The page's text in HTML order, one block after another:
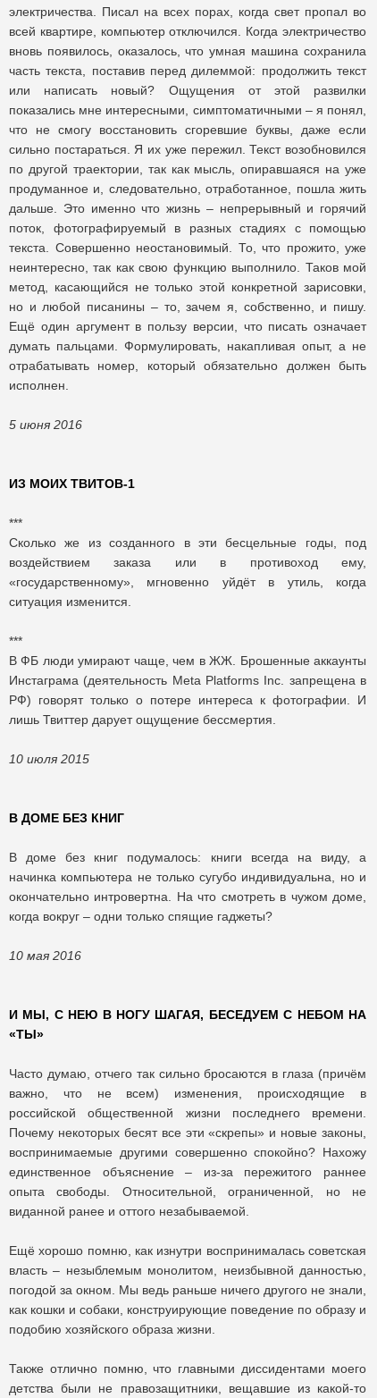
электричества. Писал на всех порах, когда свет пропал во
всей квартире, компьютер отключился. Когда электричество
вновь появилось, оказалось, что умная машина сохранила
часть текста, поставив перед дилеммой: продолжить текст
или написать новый? Ощущения от этой развилки
показались мне интересными, симптоматичными – я понял,
что не смогу восстановить сгоревшие буквы, даже если
сильно постараться. Я их уже пережил. Текст возобновился
по другой траектории, так как мысль, опиравшаяся на уже
продуманное и, следовательно, отработанное, пошла жить
дальше. Это именно что жизнь – непрерывный и горячий
поток, фотографируемый в разных стадиях с помощью
текста. Совершенно неостановимый. То, что прожито, уже
неинтересно, так как свою функцию выполнило. Таков мой
метод, касающийся не только этой конкретной зарисовки,
но и любой писанины – то, зачем я, собственно, и пишу.
Ещё один аргумент в пользу версии, что писать означает
думать пальцами. Формулировать, накапливая опыт, а не
отрабатывать номер, который обязательно должен быть
исполнен.
5 июня 2016
ИЗ МОИХ ТВИТОВ-1
***
Сколько же из созданного в эти бесцельные годы, под
воздействием заказа или в противоход ему,
«государственному», мгновенно уйдёт в утиль, когда
ситуация изменится.
***
В ФБ люди умирают чаще, чем в ЖЖ. Брошенные аккаунты
Инстаграма (деятельность Meta Platforms Inc. запрещена в
РФ) говорят только о потере интереса к фотографии. И
лишь Твиттер дарует ощущение бессмертия.
10 июля 2015
В ДОМЕ БЕЗ КНИГ
В доме без книг подумалось: книги всегда на виду, а
начинка компьютера не только сугубо индивидуальна, но и
окончательно интровертна. На что смотреть в чужом доме,
когда вокруг – одни только спящие гаджеты?
10 мая 2016
И МЫ, С НЕЮ В НОГУ ШАГАЯ, БЕСЕДУЕМ С НЕБОМ НА
«ТЫ»
Часто думаю, отчего так сильно бросаются в глаза (причём
важно, что не всем) изменения, происходящие в
российской общественной жизни последнего времени.
Почему некоторых бесят все эти «скрепы» и новые законы,
воспринимаемые другими совершенно спокойно? Нахожу
единственное объяснение – из-за пережитого раннее
опыта свободы. Относительной, ограниченной, но не
виданной ранее и оттого незабываемой.
Ещё хорошо помню, как изнутри воспринималась советская
власть – незыблемым монолитом, неизбывной данностью,
погодой за окном. Мы ведь раньше ничего другого не знали,
как кошки и собаки, конструирующие поведение по образу и
подобию хозяйского образа жизни.
Также отлично помню, что главными диссидентами моего
детства были не правозащитники, вещавшие из какой-то